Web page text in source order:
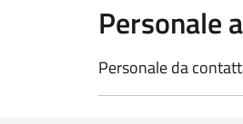
Personale
Personale da